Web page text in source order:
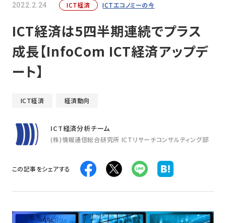
2022.2.24 ICT経済 ICTエコノミーの今
ICT経済は5四半期連続でプラス
成長【InfoCom ICT経済アップデ
ート】
ICT経済 経済動向
ICT経済分析チーム
(株)情報通信総合研究所 ICTリサーチコンサルティング部
この記事をシェアする